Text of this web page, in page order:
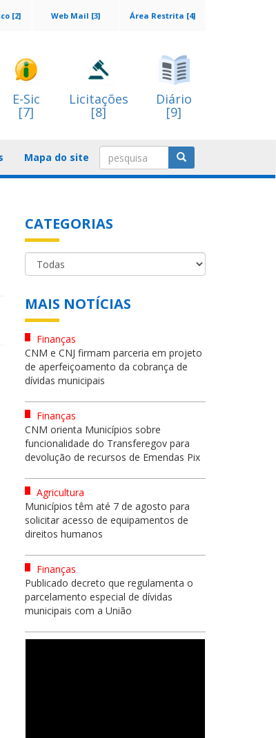
Área Restrita [4]
Web Mail [3]
[2]
E-Sic
[7]
Licitações
[8]
Diário
[9]
Mapa do site
CATEGORIAS
MAIS NOTÍCIAS
Finanças
CNM e CNJ firmam parceria em projeto
de aperfeiçoamento da cobrança de
dívidas municipais
Finanças
CNM orienta Municípios sobre
funcionalidade do Transferegov para
devolução de recursos de Emendas Pix
Agricultura
Municípios têm até 7 de agosto para
solicitar acesso de equipamentos de
direitos humanos
Finanças
Publicado decreto que regulamenta o
parcelamento especial de dívidas
municipais com a União